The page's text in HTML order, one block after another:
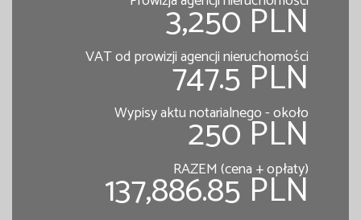
3,250 PLN
VAT od prowizji agencji nieruchomości
747.5 PLN
Wypisy aktu notarialnego - około
250 PLN
RAZEM (cena + opłaty)
137,886.85 PLN